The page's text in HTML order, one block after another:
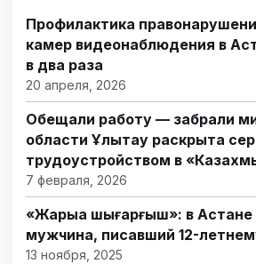
Профилактика
камер видеонаблюдения в
в два раза
20 апреля, 2026
Обещали работу — забрали
области Ұлытау раскрыта
трудоустройством в
7 февраля, 2026
«Жарыққа шығарғыш»: в
мужчина, писавший 12-
13 ноября, 2025